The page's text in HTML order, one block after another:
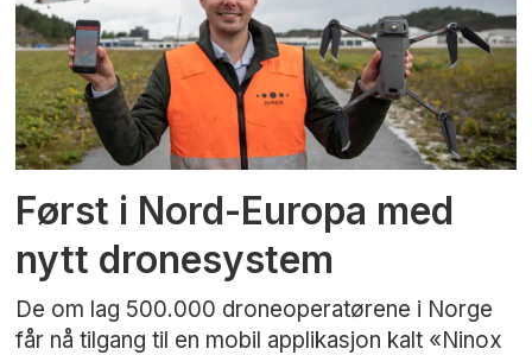
Først i Nord-Europa med
nytt dronesystem
De om lag 500.000 droneoperatørene i Norge
får nå tilgang til en mobil applikasjon kalt «Ninox